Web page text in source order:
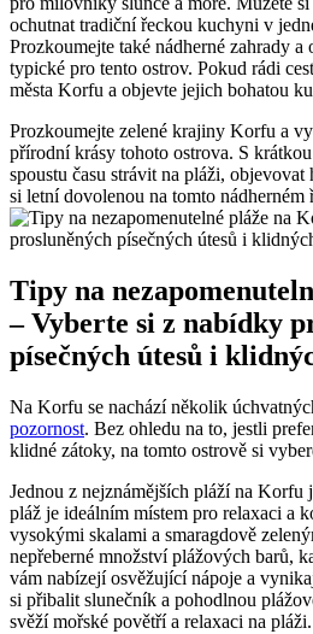
ochutnat tradiční řeckou kuchyni v
Prozkoumejte také nádherné zahrady a
typické pro tento ostrov. Pokud rádi
města Korfu a objevte jejich bohatou
Prozkoumejte zelené krajiny Korfu a
přírodní krásy tohoto ostrova. S
spoustu času strávit na pláži,
si letní dovolenou na tomto nádherném
Tipy na
– Vyberte si z nabídky
písečných útesů i
Na Korfu se nachází několik
pozornost. Bez ohledu na to, jestli
klidné zátoky, na tomto ostrově si
Jednou z nejznámějších pláží na Korfu
pláž je ideálním místem pro relaxaci a
vysokými skalami a smaragdově
nepřeberné množství plážových barů,
vám nabízejí osvěžující nápoje a
si přibalit slunečník a pohodlnou
svěží mořské povětří a relaxaci na pláži.